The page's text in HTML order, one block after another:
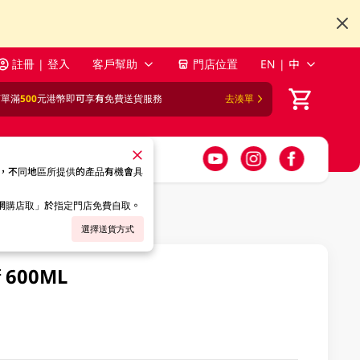
註冊 | 登入 客戶幫助 門店位置 EN | 中
滿500元港幣即可享有免費送貨服務 去湊單
不同地區所提供的產品有機會具
店取」於指定門店免費自取。
選擇送貨方式
600ML